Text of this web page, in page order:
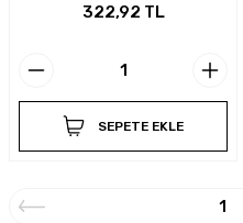
322,92 TL
SEPETE EKLE
1